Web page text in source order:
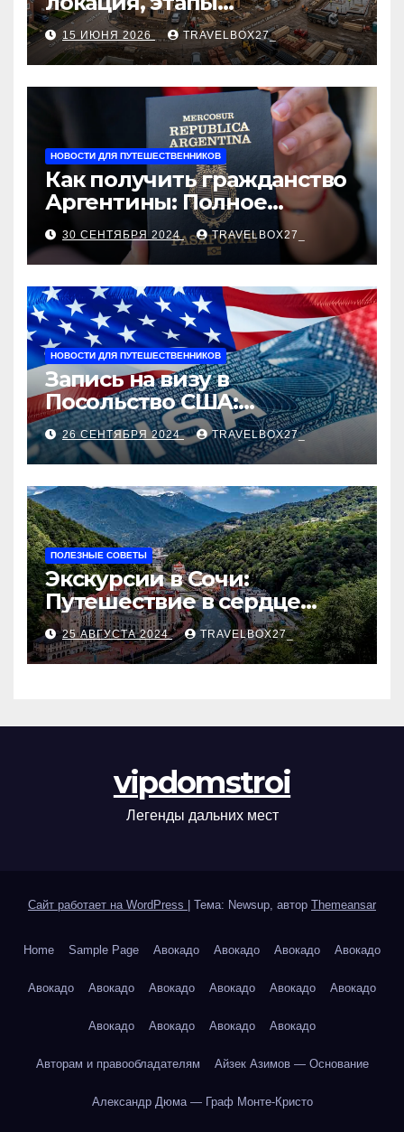
строительства, проверка
застройщика, сценарии
оформления сделки и
рыночные ориентиры
15 ИЮНЯ 2026 TRAVELBOX27_
НОВОСТИ ДЛЯ ПУТЕШЕСТВЕННИКОВ
Как получить гражданство
Аргентины: Полное
руководство
30 СЕНТЯБРЯ 2024 TRAVELBOX27_
НОВОСТИ ДЛЯ ПУТЕШЕСТВЕННИКОВ
Запись на визу в
Посольство США:
Пошаговое руководство
26 СЕНТЯБРЯ 2024 TRAVELBOX27_
ПОЛЕЗНЫЕ СОВЕТЫ
Экскурсии в Сочи:
Путешествие в сердце
Черноморского курорта
25 АВГУСТА 2024 TRAVELBOX27_
vipdomstroi
Легенды дальних мест
Сайт работает на WordPress Тема: Newsup, автор Themeansar
Home Sample Page Авокадо Авокадо Авокадо Авокадо
Авокадо Авокадо Авокадо Авокадо Авокадо Авокадо
Авокадо Авокадо Авокадо Авокадо
Авторам и правообладателям Айзек Азимов — Основание
Александр Дюма — Граф Монте-Кристо